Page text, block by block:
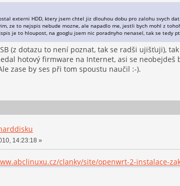
externi HDD, ktery jsem chtel jiz dlouhou dobu pro zalohu svych dat.
ze to nejspis nebude mozne, ale napadlo me, jestli bych mohl z
je to hloupost, na googlu jsem nic poradnyho nenasel, tak se tedy
(z dotazu to není poznat, tak se radši ujišťuji),
hotový firmware na Internet, asi se neobejdeš
zase by ses při tom spoustu naučil :-).
14:23:18 »
clanky/site/openwrt-2-instalace-